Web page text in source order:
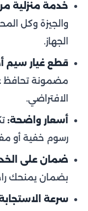
خدمة منزلية
والجيزة وكل
الجهاز.
قطع غيار سيم
مضمونة تحافظ
الافتراضي.
أسعار واضحة:
رسوم خفية أو
ضمان على
بضمان يمنحك
سرعة